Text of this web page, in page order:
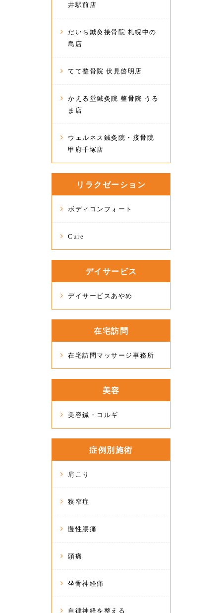
井駅前店
だいち鍼灸接骨院 札幌中の
島店
てて整骨院 伏見啓明店
かえる堂鍼灸院 整骨院 うる
ま店
ウェルネス鍼灸院・接骨院
甲府千塚店
リラクゼーション
ボディコンフォート
Cure
デイサービス
デイサービスあやめ
在宅訪問
在宅訪問マッサージ事務所
美容
美容鍼・コルギ
症例別施術
肩こり
狭窄症
慢性腰痛
頭痛
坐骨神経痛
自律神経を整える